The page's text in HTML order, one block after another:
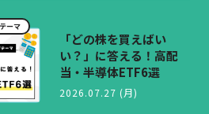
ーマ
「どの株を買えばい
い？」に答える！高配
当・半導体ETF6選
2026.07.27 (月)